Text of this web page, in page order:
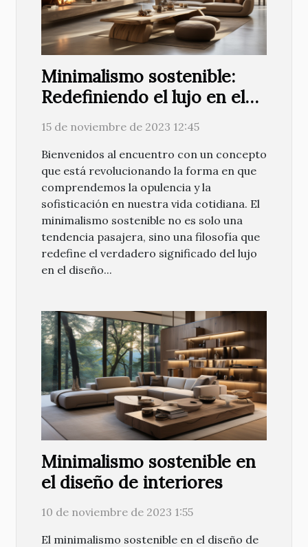
Minimalismo sostenible:
Redefiniendo el lujo en el
diseño actual
15 de noviembre de 2023 12:45
Bienvenidos al encuentro con un concepto
que está revolucionando la forma en que
comprendemos la opulencia y la
sofisticación en nuestra vida cotidiana. El
minimalismo sostenible no es solo una
tendencia pasajera, sino una filosofía que
redefine el verdadero significado del lujo
en el diseño...
Minimalismo sostenible en
el diseño de interiores
10 de noviembre de 2023 1:55
El minimalismo sostenible en el diseño de